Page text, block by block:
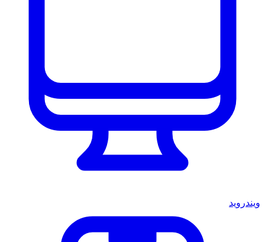
ويندرويد